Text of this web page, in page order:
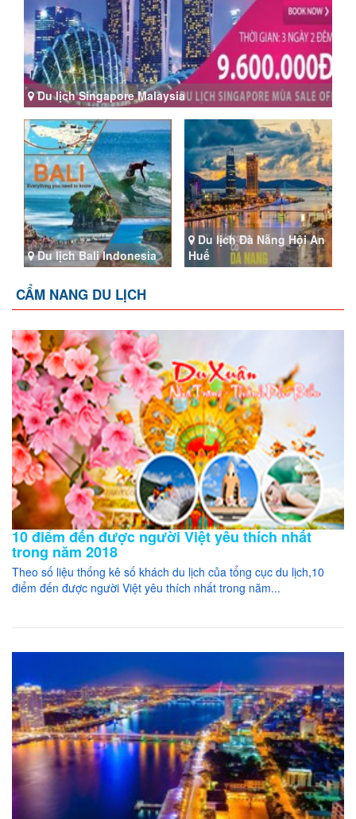
Du lịch Singapore Malaysia
Du lịch Bali Indonesia
Du lịch Đà Nẵng Hội An
Huế
CẨM NANG DU LỊCH
10 điểm đến được người Việt yêu thích nhất
trong năm 2018
Theo số liệu thống kê số khách du lịch của tổng cục du lịch,10
điểm đến được người Việt yêu thích nhất trong năm...